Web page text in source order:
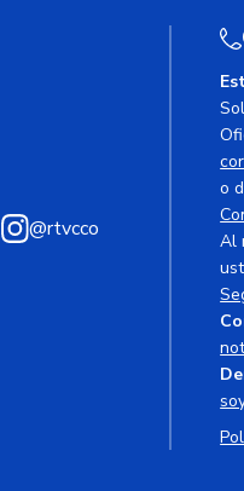
@rtvcco
o
Al